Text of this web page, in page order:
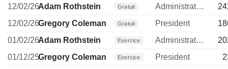
12/02/26Adam Rothstein Gratuit Administrateur
12/02/26Gregory Coleman Gratuit President
01/02/26Adam Rothstein Exercice Administrateur
01/12/25Gregory Coleman Exercice President